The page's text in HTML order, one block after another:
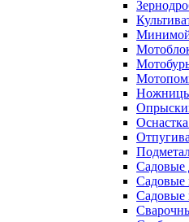
Ножницы
Садовые
Садовые
Садовые